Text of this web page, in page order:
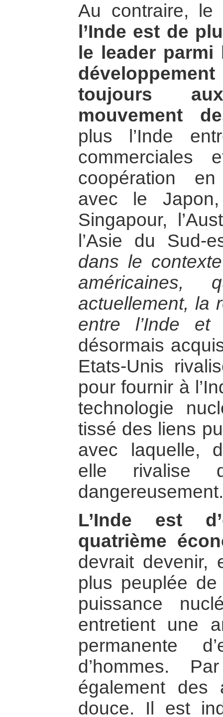
Au contraire, le
l’Inde est de
le leader
toujours
mouvement
plus l’Inde
commerciales
coopération
avec le
Singapour,
l’Asie du Sud-
dans le
américaines,
actuellement, la
entre l’Inde
désormais
Etats-Unis
pour fournir à
technologie
tissé des liens
avec laquelle,
elle rivalise
dangereusement.
L’Inde est
quatrième
devrait devenir,
plus peuplée
puissance
entretient une
permanente
d’hommes.
également des
douce. Il est